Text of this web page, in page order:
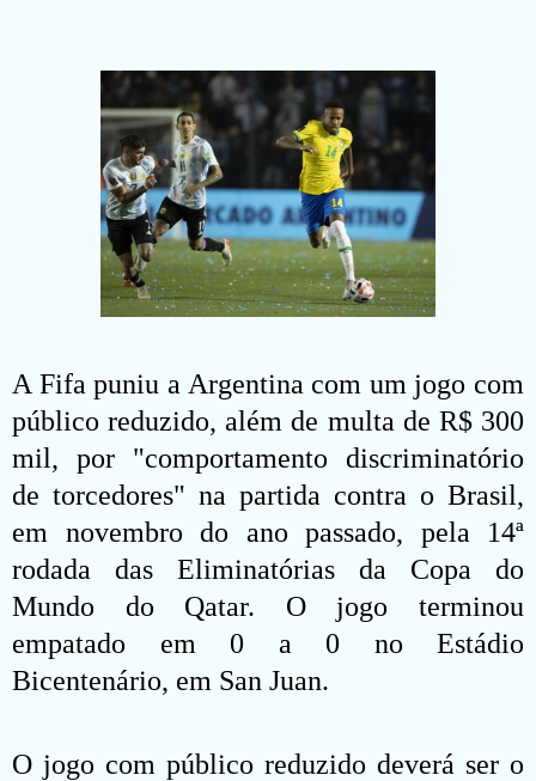
A Fifa puniu a Argentina com um jogo com
público reduzido, além de multa de R$ 300
mil, por "comportamento discriminatório
de torcedores" na partida contra o Brasil,
em novembro do ano passado, pela 14ª
rodada das Eliminatórias da Copa do
Mundo do Qatar. O jogo terminou
empatado em 0 a 0 no Estádio
Bicentenário, em San Juan.
O jogo com público reduzido deverá ser o